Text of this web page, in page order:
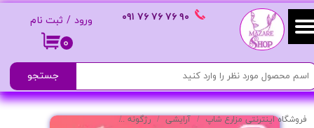
۰
ورود / ثبت نام
حساب کاربری من
تغییر گذر واژه
سفارشات
٩٠ ٧۶ ٧۶ ٧۶ ٠٩١
جستجو
فروشگاه اینترنتی مزارع شاپ آرایشی رژگونه